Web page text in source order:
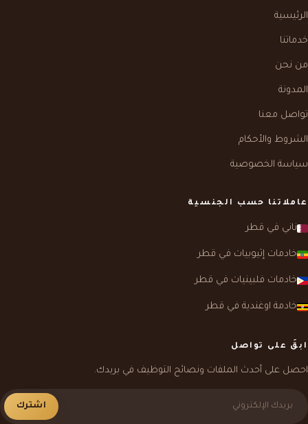
الرئيسية
خدماتنا
من نحن
المدونة
تواصل معنا
الشروط والأحكام
سياسة الخصوصية
عاملاتنا حسب الجنسية
ناني في قطر
خادمات إثيوبيات في قطر
خادمات فلبينيات في قطر
خادمة اوغندية في قطر
ابقَ على تواصل
احصل على أحدث الملفات ونصائح التوظيف في بريدك.
اشترك